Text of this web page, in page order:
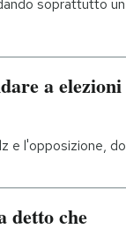
soprattutto un
a elezioni
e l'opposizione,
detto che